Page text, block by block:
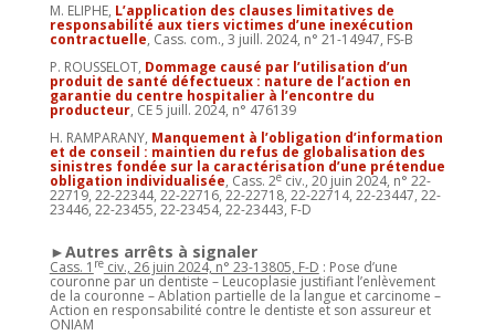
M. ELIPHE, L’application des clauses limitatives de
responsabilité aux tiers victimes d’une inexécution
contractuelle, Cass. com., 3 juill. 2024, n° 21-14947, FS-B
P. ROUSSELOT, Dommage causé par l’utilisation d’un
produit de santé défectueux : nature de l’action en
garantie du centre hospitalier à l’encontre du
producteur, CE 5 juill. 2024, n° 476139
H. RAMPARANY, Manquement à l’obligation d’information
et de conseil : maintien du refus de globalisation des
sinistres fondée sur la caractérisation d’une prétendue
obligation individualisée, Cass. 2eciv., 20 juin 2024, n° 22-
22719, 22-22344, 22-22716, 22-22718, 22-22714, 22-23447, 22-
23446, 22-23455, 22-23454, 22-23443, F-D
►Autres arrêts à signaler
Cass. 1 reciv., 26 juin 2024, n° 23-13805, F-D : Pose d’une
couronne par un dentiste – Leucoplasie justifiant l’enlèvement
de la couronne – Ablation partielle de la langue et carcinome –
Action en responsabilité contre le dentiste et son assureur et
ONIAM